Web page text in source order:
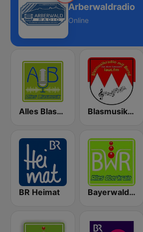
Arberwaldradio
Online
Alles Blasmusik Blasmusikradio mit Bernd
BR Heimat Bayerwaldradio Alles Oberkrain